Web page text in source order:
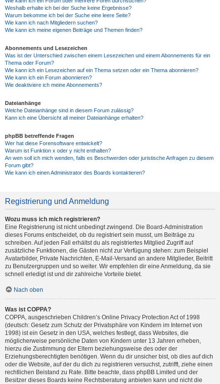
Weshalb erhalte ich bei der Suche keine Ergebnisse?
Warum bekomme ich bei der Suche eine leere Seite?
Wie kann ich nach Mitgliedern suchen?
Wie kann ich meine eigenen Beiträge und Themen finden?
Abonnements und Lesezeichen
Was ist der Unterschied zwischen einem Lesezeichen und einem Abonnements für ein
Thema oder Forum?
Wie kann ich ein Lesezeichen auf ein Thema setzen oder ein Thema abonnieren?
Wie kann ich ein Forum abonnieren?
Wie deaktiviere ich meine Abonnements?
Dateianhänge
Welche Dateianhänge sind in diesem Forum zulässig?
Kann ich eine Übersicht all meiner Dateianhänge erhalten?
phpBB betreffende Fragen
Wer hat diese Forensoftware entwickelt?
Warum ist Funktion x oder y nicht enthalten?
An wen soll ich mich wenden, falls es Beschwerden oder juristische Anfragen zu diesem
Forum gibt?
Wie kann ich einen Administrator des Boards kontaktieren?
Registrierung und Anmeldung
Wozu muss ich mich registrieren?
Eine Registrierung ist nicht unbedingt zwingend. Die Board-Administration
dieses Forums entscheidet, ob du registriert sein musst, um Beiträge zu
schreiben. Auf jeden Fall erhältst du als registriertes Mitglied Zugriff auf
zusätzliche Funktionen, die Gästen nicht zur Verfügung stehen: zum Beispiel
Avatarbilder, Private Nachrichten, E-Mail-Versand an andere Mitglieder, Beitritt
zu Benutzergruppen und so weiter. Wir empfehlen dir eine Anmeldung, da sie
schnell erledigt ist und dir zahlreiche Vorteile bietet.
Nach oben
Was ist COPPA?
COPPA, ausgeschrieben Children’s Online Privacy Protection Act of 1998
(deutsch: Gesetz zum Schutz der Privatsphäre von Kindern im Internet von
1998) ist ein Gesetz in den USA, welches festlegt, dass Websites, die
möglicherweise persönliche Daten von Kindern unter 13 Jahren erheben,
hierzu die Zustimmung der Eltern beziehungsweise des oder der
Erziehungsberechtigten benötigen. Wenn du dir unsicher bist, ob dies auf dich
oder die Website, auf der du dich zu registrieren versuchst, zutrifft, ziehe einen
rechtlichen Beistand zu Rate. Bitte beachte, dass phpBB Limited und der
Besitzer dieses Boards keine Rechtsberatung anbieten kann und nicht die